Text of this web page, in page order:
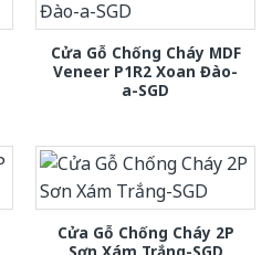
Cửa Gỗ Chống Cháy MDF
Veneer P1R2 Xoan Đào-
a-SGD
Cửa Gỗ Chống Cháy 2P